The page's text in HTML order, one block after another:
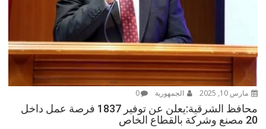
مارس 10, 2025 الجمهورية 0
محافظ الشرقية:يعلن عن توفير 1837 فرصة عمل داخل
20 مصنع وشركة بالقطاع الخاص